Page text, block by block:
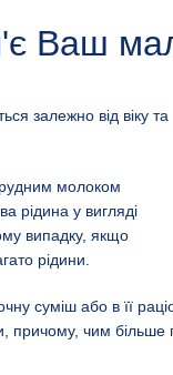
Ваш
залежно від віку та
молоком
рідина у вигляді
випадку, якщо
рідини.
суміш або в її
причому, чим більше